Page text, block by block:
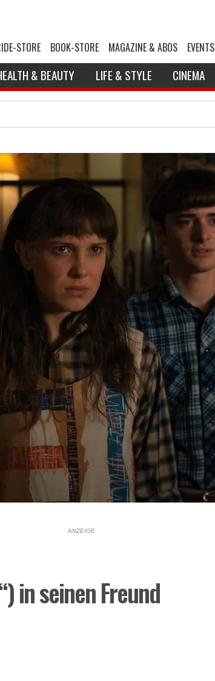
STORE BOOK-STORE MAGAZINE & ABOS EVENTS
& BEAUTY LIFE & STYLE CINEMA
ANZEIGE
in seinen Freund